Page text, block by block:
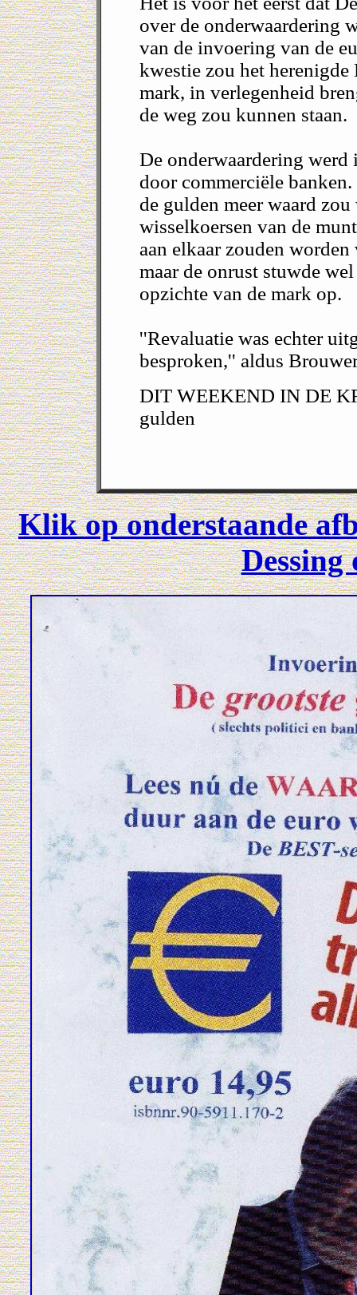
over de onderwaardering
van de invoering van de
kwestie zou het
mark, in verlegenheid
de weg zou kunnen staan.
De onderwaardering werd
door commerciële
de gulden meer waard
wisselkoersen van de
aan elkaar zouden
maar de onrust stuwde
opzichte van de mark op.
''Revaluatie was echter
besproken,'' aldus
DIT WEEKEND IN DE
gulden
Klik op onderstaande